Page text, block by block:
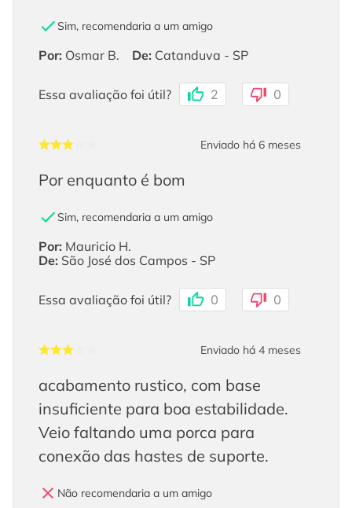
Sim, recomendaria a um amigo
Por: Osmar B. De: Catanduva - SP
Essa avaliação foi útil? 2 0
Enviado há 6 meses
Por enquanto é bom
Sim, recomendaria a um amigo
Por: Mauricio H.
De: São José dos Campos - SP
Essa avaliação foi útil? 0 0
Enviado há 4 meses
acabamento rustico, com base
insuficiente para boa estabilidade.
Veio faltando uma porca para
conexão das hastes de suporte.
Não recomendaria a um amigo